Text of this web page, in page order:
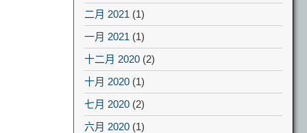
二月 2021 (1)
一月 2021 (1)
十二月 2020 (2)
十月 2020 (1)
七月 2020 (2)
六月 2020 (1)